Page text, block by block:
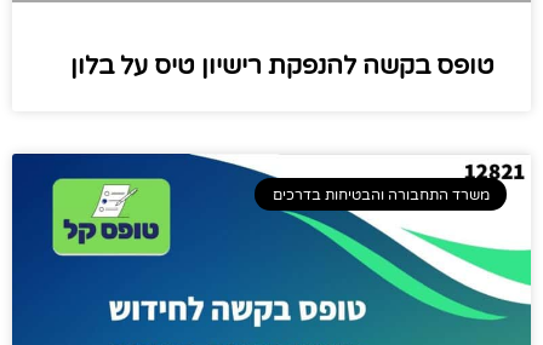
טופס בקשה להנפקת רישיון טיס על בלון
משרד התחבורה והבטיחות בדרכים